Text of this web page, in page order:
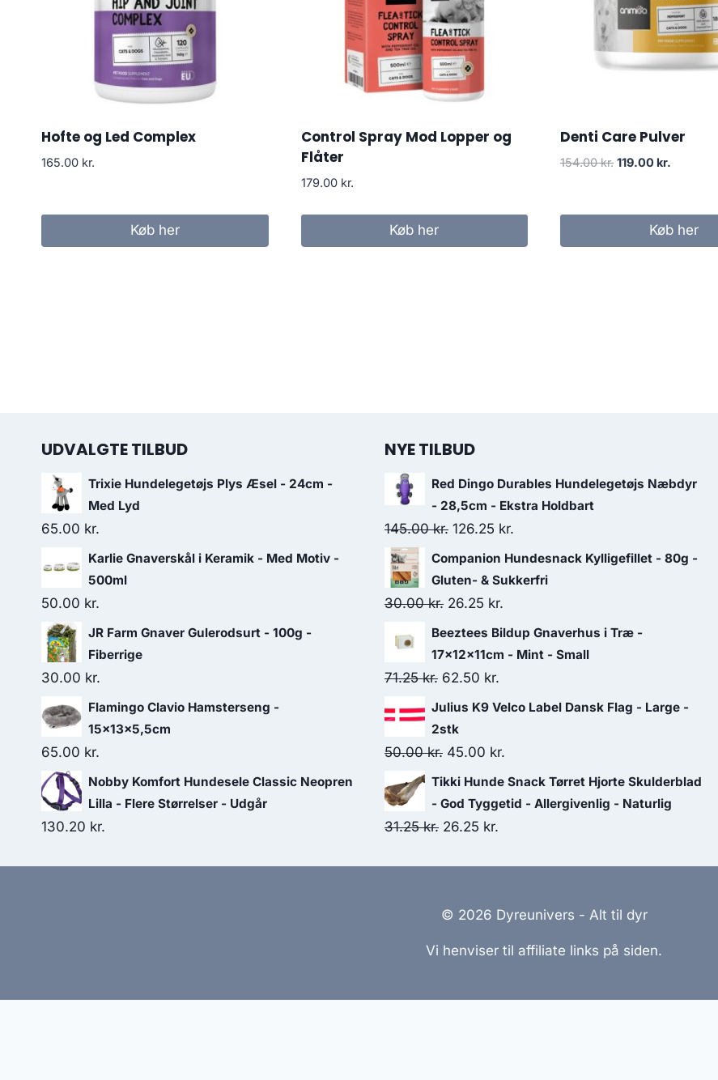
Hofte og Led Complex
165.00 kr.
Køb her
Control Spray Mod Lopper og
Flåter
179.00 kr.
Køb her
Denti Care Pulver
154.00kr. Den
var:
154.00 kr..
119.00 kr.
er:
119.00 kr..
Køb her
UDVALGTE TILBUD
Trixie Hundelegetøjs Plys Æsel - 24cm -
Med Lyd
65.00 kr.
Karlie Gnaverskål i Keramik - Med Motiv -
500ml
50.00 kr.
JR Farm Gnaver Gulerodsurt - 100g -
Fiberrige
30.00 kr.
Flamingo Clavio Hamsterseng -
15x13x5,5cm
65.00 kr.
Nobby Komfort Hundesele Classic Neopren
Lilla - Flere Størrelser - Udgår
130.20 kr.
NYE TILBUD
Red Dingo Durables Hundelegetøjs Næbdyr
- 28,5cm - Ekstra Holdbart
145.00kr. Den
oprindelige
pris
var:
145.00 kr..
126.25 kr.
aktuelle
pris
126.25 kr..
Companion Hundesnack Kylligefillet - 80g -
Gluten- & Sukkerfri
30.00kr. Den
oprindelige
pris
var:
30.00 kr..
26.25 kr.
aktuelle
pris
26.25 kr..
Beeztees Bildup Gnaverhus i Træ -
17x12x11cm - Mint - Small
71.25kr. Den
oprindelige
pris
var:
71.25 kr..
62.50 kr.
aktuelle
er:
62.50 kr..
Julius K9 Velco Label Dansk Flag - Large -
2stk
50.00kr. Den
oprindelige
pris
var:
45.00 kr.
aktuelle
pris
Tikki Hunde Snack Tørret Hjorte Skulderblad
- God Tyggetid - Allergivenlig - Naturlig
31.25kr. Den
31.25 kr..
26.25 kr.
26.25 kr..
© 2026 Dyreunivers - Alt til dyr
Vi henviser til affiliate links på siden.